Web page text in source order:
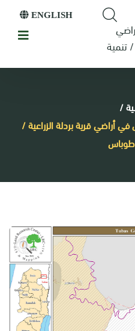
ENGLISH
/
أراضي قرية بردلة الزراعية /